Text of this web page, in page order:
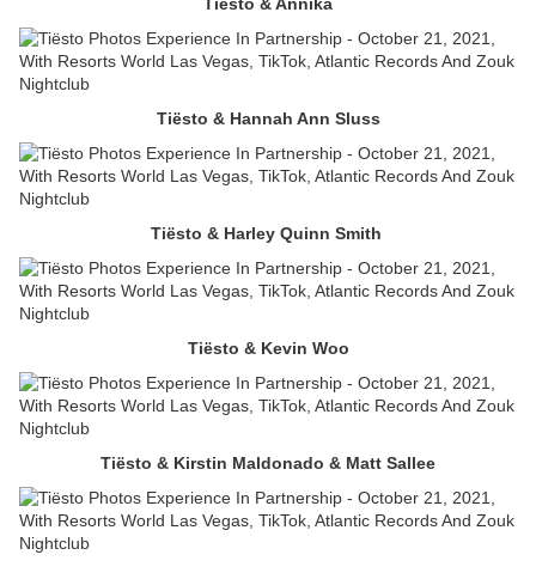
Tiësto & Hannah Ann Sluss
Tiësto & Harley Quinn Smith
Tiësto & Kevin Woo
Tiësto & Kirstin Maldonado & Matt Sallee